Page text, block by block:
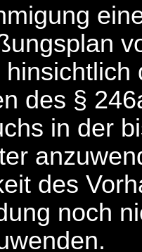
des §
in der
des
noch